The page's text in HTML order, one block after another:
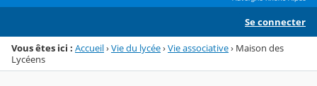
Se connecter
Vous êtes ici : Accueil›Vie du lycée›Vie associative› Maison des
Lycéens